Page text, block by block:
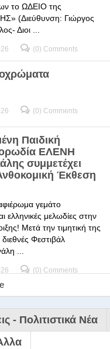
το ΩΔΕΙΟ της
(Διεύθυνση: Γιώργος
Διοι ...
(0) Comments
(0) Comments
Παιδική
ΕΛΕΝΗ
συμμετέχει
Έκθεση
γεμάτο
ελληνικές μελωδίες στην
Μετά την τιμητική της
Φεστιβάλ
...
(0) Comments
- Πολιτιστικά Νέα